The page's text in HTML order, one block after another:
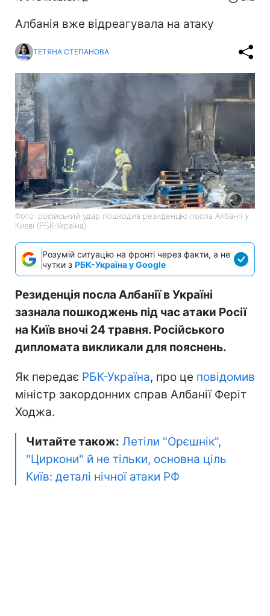
Албанія вже відреагувала на атаку
ТЕТЯНА СТЕПАНОВА
Фото: російський удар пошкодив резиденцію посла Албанії у
Києві (РБК-Україна)
Розумій ситуацію на фронті через факти, а не
чутки з РБК-Україна у Google
Резиденція посла Албанії в Україні
зазнала пошкоджень під час атаки Росії
на Київ вночі 24 травня. Російського
дипломата викликали для пояснень.
Як передає РБК-Україна, про це повідомив
міністр закордонних справ Албанії Феріт
Ходжа.
Читайте також: Летіли "Орєшнік",
"Циркони" й не тільки, основна ціль
Київ: деталі нічної атаки РФ